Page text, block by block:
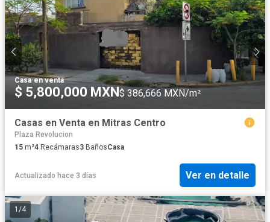
Casa·en venta
$ 5,800,000 MXN$ 386,666 MXN/m²
Casas en Venta en Mitras Centro
Plaza Revolucion
15 m²4 Recámaras3 BañosCasa
Actualizado hace 3 días Ver en detalle
1 /4